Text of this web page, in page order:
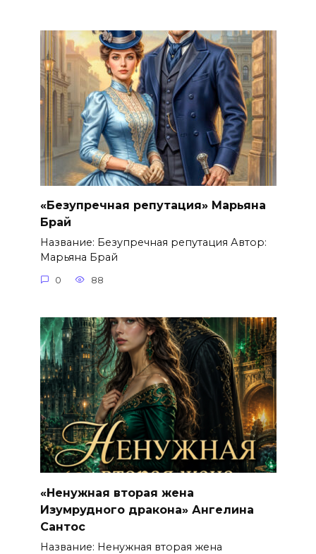
«Безупречная репутация» Марьяна
Брай
Название: Безупречная репутация Автор:
Марьяна Брай
0 88
«Ненужная вторая жена
Изумрудного дракона» Ангелина
Сантос
Название: Ненужная вторая жена